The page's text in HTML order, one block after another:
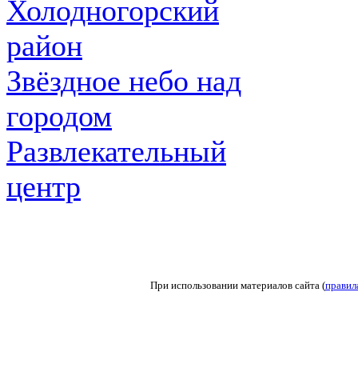
Холодногорский
район
Звёздное небо над
городом
Развлекательный
центр
При использовании материалов сайта (